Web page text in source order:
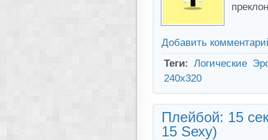
Добавить
Теги: Логические
240x320
Плейбой: 15
15 Sехy)